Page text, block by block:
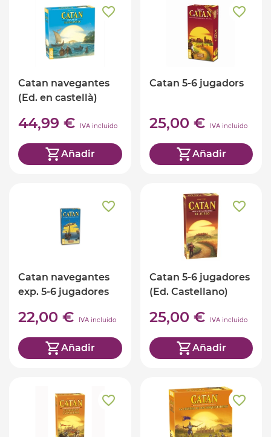
Catan navegantes
(Ed. en castellà)
44,99 € IVA incluido
Añadir
Catan 5-6 jugadors
25,00 € IVA incluido
Añadir
Catan navegantes
exp. 5-6 jugadores
22,00 € IVA incluido
Añadir
Catan 5-6 jugadores
(Ed. Castellano)
25,00 € IVA incluido
Añadir